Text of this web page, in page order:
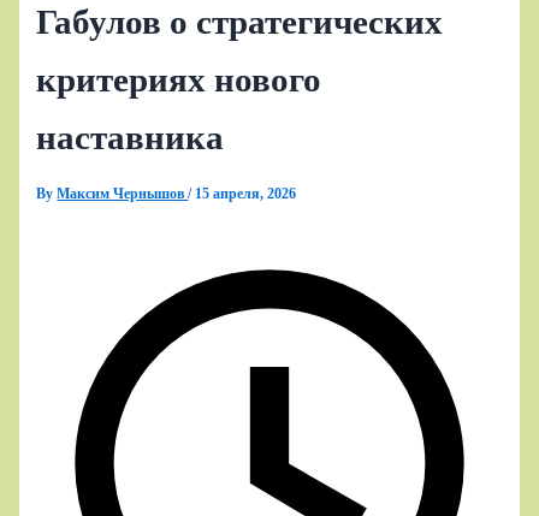
Габулов о стратегических
критериях нового
наставника
ByМаксим Чернышов/ 15 апреля, 2026